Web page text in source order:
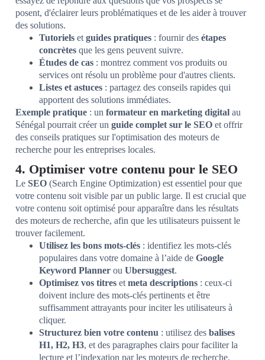
posent, d'éclairer leurs problématiques et de les aider à trouver
des solutions.
Tutoriels et guides pratiques : fournir des étapes
concrètes que les gens peuvent suivre.
Études de cas : montrez comment vos produits ou
services ont résolu un problème pour d'autres clients.
Listes et astuces : partagez des conseils rapides qui
apportent des solutions immédiates.
Exemple pratique : un formateur en marketing digital au
Sénégal pourrait créer un guide complet sur le SEO et offrir
des conseils pratiques sur l'optimisation des moteurs de
recherche pour les entreprises locales.
4. Optimiser votre contenu pour le SEO
Le SEO (Search Engine Optimization) est essentiel pour que
votre contenu soit visible par un public large. Il est crucial que
votre contenu soit optimisé pour apparaître dans les résultats
des moteurs de recherche, afin que les utilisateurs puissent le
trouver facilement.
Utilisez les bons mots-clés : identifiez les mots-clés
populaires dans votre domaine à l’aide de Google
Keyword Planner ou Ubersuggest.
Optimisez vos titres et meta descriptions : ceux-ci
doivent inclure des mots-clés pertinents et être
suffisamment attrayants pour inciter les utilisateurs à
cliquer.
Structurez bien votre contenu : utilisez des balises
H1, H2, H3, et des paragraphes clairs pour faciliter la
lecture et l’indexation par les moteurs de recherche.